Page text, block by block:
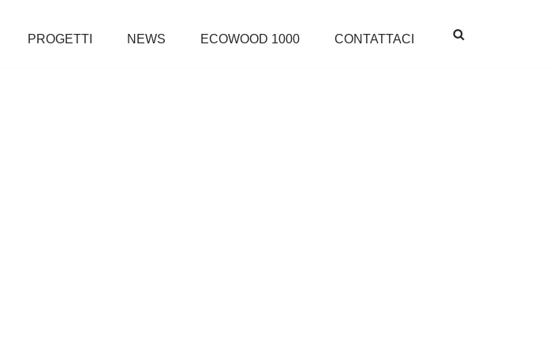
PROGETTI NEWS ECOWOOD 1000 CONTATTACI